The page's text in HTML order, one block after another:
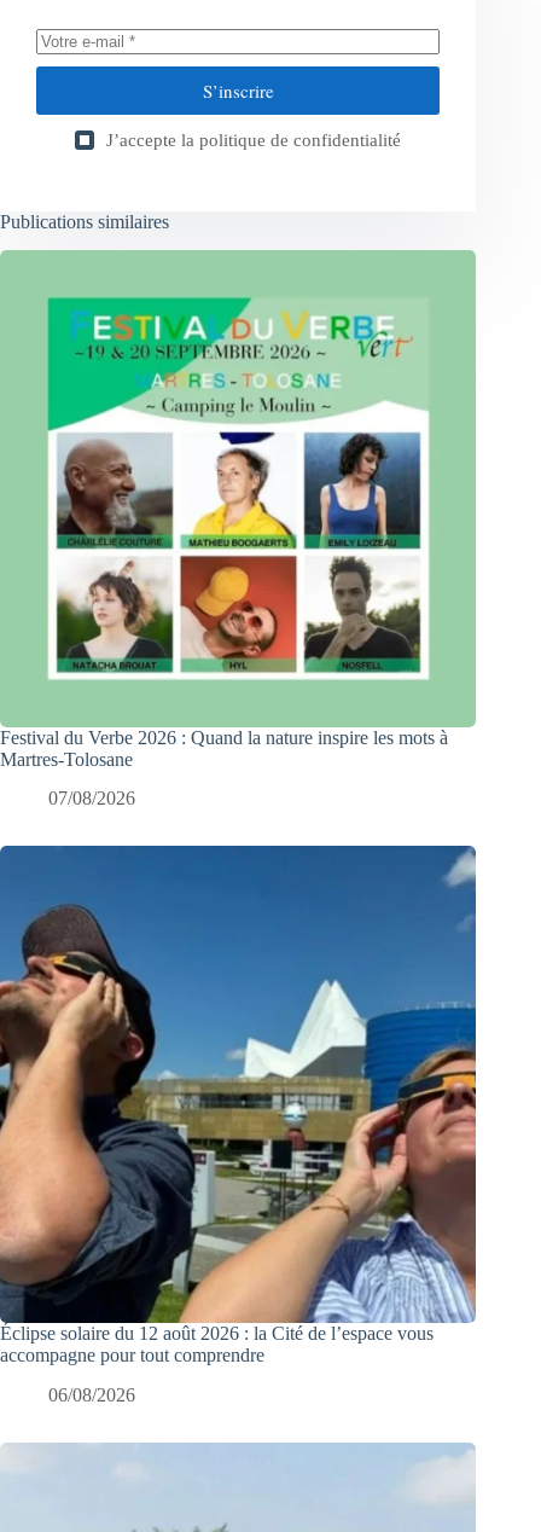
S’inscrire
J’accepte la politique de confidentialité
Publications similaires
Festival du Verbe 2026 : Quand la nature inspire les mots à
Martres-Tolosane
07/08/2026
Éclipse solaire du 12 août 2026 : la Cité de l’espace vous
accompagne pour tout comprendre
06/08/2026